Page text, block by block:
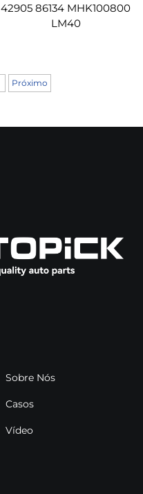
42905 86134 MHK100800
LM40
Próximo
Sobre Nós
Casos
Vídeo